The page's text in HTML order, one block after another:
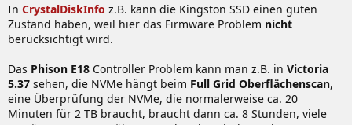
In CrystalDiskInfo z.B. kann die Kingston SSD einen guten
Zustand haben, weil hier das Firmware Problem nicht
berücksichtigt wird.
Das Phison E18 Controller Problem kann man z.B. in Victoria
5.37 sehen, die NVMe hängt beim Full Grid Oberflächenscan,
eine Überprüfung der NVMe, die normalerweise ca. 20
Minuten für 2 TB braucht, braucht dann ca. 8 Stunden, viele